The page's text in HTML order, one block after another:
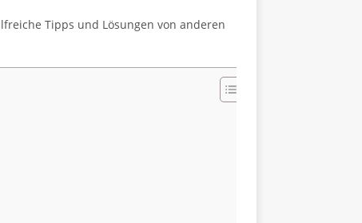
Tipps und Lösungen von anderen